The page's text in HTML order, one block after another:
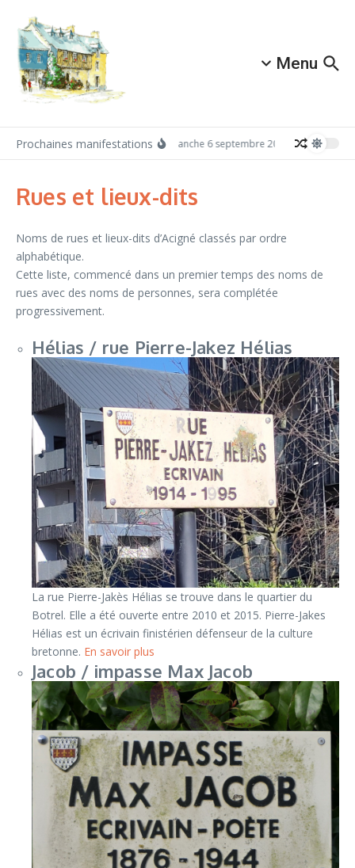
Menu
Prochaines manifestations Dimanche 6 septembre 2026: Redécouvrez
Rues et lieux-dits
Noms de rues et lieux-dits d’Acigné classés par ordre
alphabétique.
Cette liste, commencé dans un premier temps des noms de
rues avec des noms de personnes, sera complétée
progressivement.
Hélias / rue Pierre-Jakez Hélias
La rue Pierre-Jakès Hélias se trouve dans le quartier du
Botrel. Elle a été ouverte entre 2010 et 2015. Pierre-Jakes
Hélias est un écrivain finistérien défenseur de la culture
bretonne. En savoir plus
Jacob / impasse Max Jacob